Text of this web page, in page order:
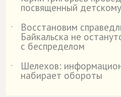
посвященный
˙
Восстановим
Байкальска не
с беспределом
˙
Шелехов:
набирает обороты